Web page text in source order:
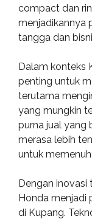
compact dan
menjadikannya
tangga dan
Dalam konteks
penting untuk
terutama
yang mungkin
purna jual yang
merasa lebih
untuk
Dengan inovasi
Honda menjadi
di Kupang.